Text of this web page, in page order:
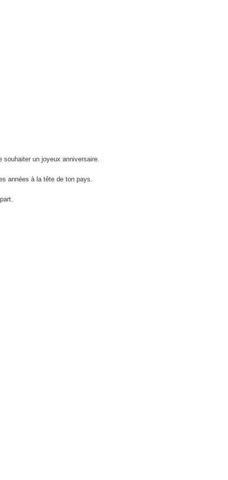
un joyeux anniversaire.
années à la tête de ton pays.